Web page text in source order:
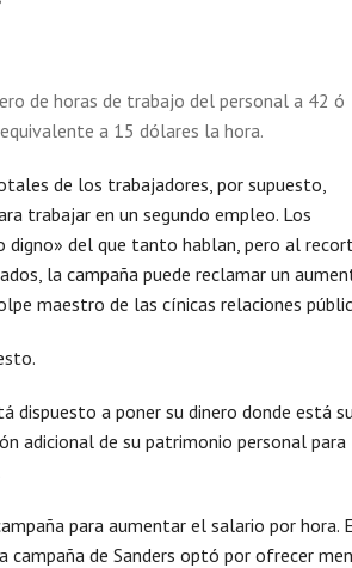
de horas de trabajo del personal a 42 ó
a 15 dólares la hora.
de los trabajadores, por supuesto,
trabajar en un segundo empleo. Los
digno» del que tanto hablan, pero al
la campaña puede reclamar un
maestro de las cínicas relaciones
dispuesto a poner su dinero donde está su
adicional de su patrimonio personal para
para aumentar el salario por hora.
de Sanders optó por ofrecer